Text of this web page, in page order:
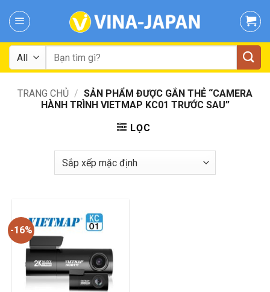
Tìm
kiếm:
TRANG CHỦ / SẢN PHẨM ĐƯỢC GẮN THẺ “CAMERA
HÀNH TRÌNH VIETMAP KC01 TRƯỚC SAU”
LỌC
-16%